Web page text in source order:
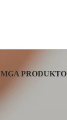
MGA PRODUKTO